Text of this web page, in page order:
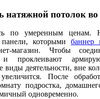
натяжной потолок
по умеренным ценам.
панели, которыми баннер
магазин. Чтобы
и проклеивают
виды деятельности, вне
увеличится. После
подростка,
одновременно.